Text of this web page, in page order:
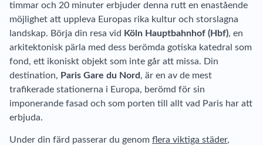
timmar och 20 minuter erbjuder denna rutt en enastående
möjlighet att uppleva Europas rika kultur och storslagna
landskap. Börja din resa vid Köln Hauptbahnhof (Hbf), en
arkitektonisk pärla med dess berömda gotiska katedral som
fond, ett ikoniskt objekt som inte går att missa. Din
destination, Paris Gare du Nord , är en av de mest
trafikerade stationerna i Europa, berömd för sin
imponerande fasad och som porten till allt vad Paris har att
erbjuda.
Under din färd passerar du genom flera viktiga städer,